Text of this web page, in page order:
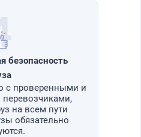
безопасность
с проверенными и
на всем пути
обязательно